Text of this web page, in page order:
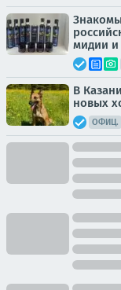
мидии и
В
новых
ОФИЦ.